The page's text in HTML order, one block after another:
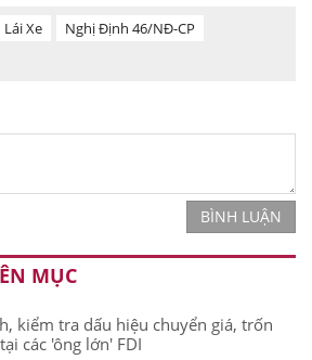
Lái Xe
Nghị Định 46/NĐ-CP
BÌNH LUẬN
MỤC
kiểm tra dấu hiệu chuyển giá, trốn
các 'ông lớn' FDI